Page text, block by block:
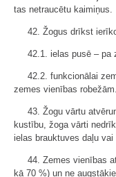
tas netraucētu kaimiņus.
42. Žogus drīkst
42.1. ielas pusē – pa
42.2. funkcionālai
zemes vienības robežām.
43. Žogu vārtu
kustību, žoga vārti
ielas brauktuves daļu
44. Zemes vienības
kā 70 %) un ne